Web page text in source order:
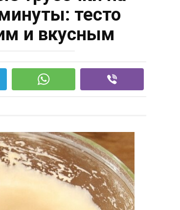
тесто
и вкусным